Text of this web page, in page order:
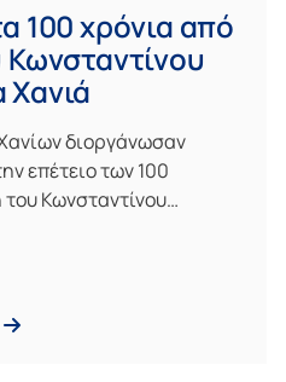
100 χρόνια από
διοργάνωσαν
επέτειο των 100
Κωνσταντίνου…